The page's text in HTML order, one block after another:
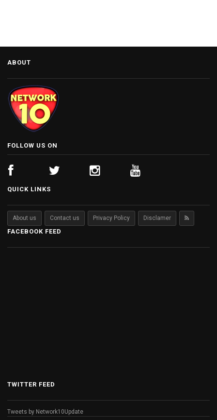
ABOUT
FOLLOW US ON
QUICK LINKS
About us Contact us Privacy Policy Disclamer
FACEBOOK FEED
TWITTER FEED
Tweets by Network10Update